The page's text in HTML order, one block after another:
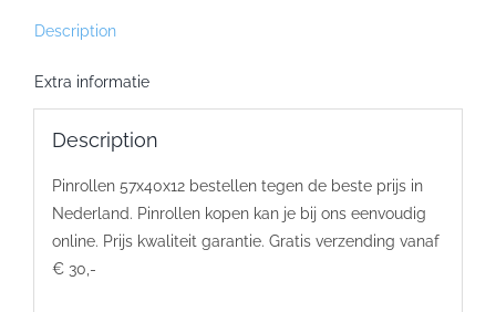
Description
Extra informatie
Description
Pinrollen 57x40x12 bestellen tegen de beste prijs in
Nederland. Pinrollen kopen kan je bij ons eenvoudig
online. Prijs kwaliteit garantie. Gratis verzending vanaf
€ 30,-